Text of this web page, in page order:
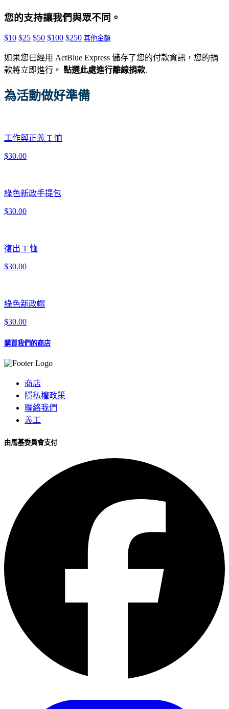
您的支持讓我們與眾不同。
$10 $25 $50 $100 $250 其他金額
如果您已經用 ActBlue Express 儲存了您的付款資訊，您的捐
款將立即進行。 點選此處進行離線捐款.
為活動做好準備
工作與正義 T 恤
$30.00
綠色新政手提包
$30.00
復出 T 恤
$30.00
綠色新政帽
$30.00
購買我們的商店
商店
隱私權政策
聯絡我們
義工
由馬基委員會支付